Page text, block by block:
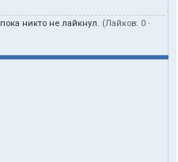
пока никто не лайкнул. (Лайков: 0 ·